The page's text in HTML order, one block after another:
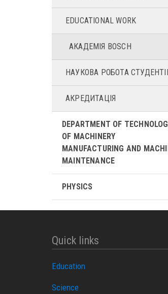
EDUCATIONAL WORK
АКАДЕМІЯ BOSСH
НАУКОВА РОБОТА
АКРЕДИТАЦІЯ
DEPARTMENT OF
OF MACHINERY
MANUFACTURING AND
MAINTENANCE
PHYSICS
Quick links
Education
Science